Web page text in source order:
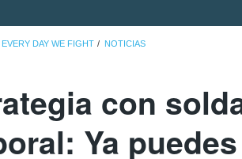
EVERY DAY WE FIGHT NOTICIAS
con
Ya